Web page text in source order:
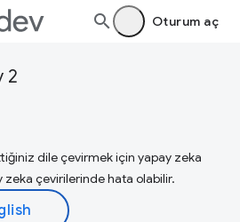
Oturum aç
2
dile çevirmek için yapay zeka
zeka çevirilerinde hata olabilir.